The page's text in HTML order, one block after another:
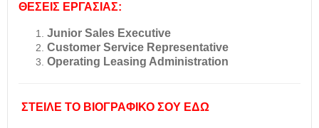
ΘΕΣΕΙΣ ΕΡΓΑΣΙΑΣ:
Junior Sales Executive
Customer Service Representative
Operating Leasing Administration
ΣΤΕΙΛΕ ΤΟ ΒΙΟΓΡΑΦΙΚΟ ΣΟΥ ΕΔΩ